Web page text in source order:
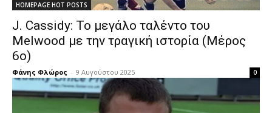
HOMEPAGE HOT POSTS
J. Cassidy: Το μεγάλο ταλέντο του
Melwood με την τραγική ιστορία (Μέρος
6ο)
Φάνης Φλώρος - 9 Αυγούστου 2025 0